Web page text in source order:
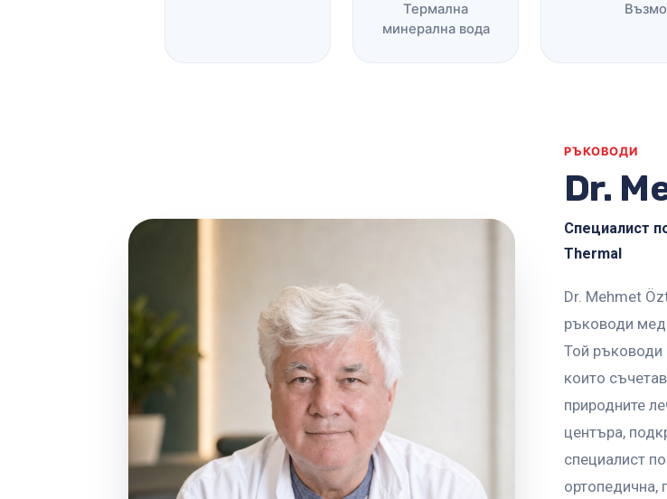
Термална
минерална вода
РЪКОВОДИ
Dr.
Специалист
Thermal
Dr. Mehmet
ръководи
Той ръководи
които
природните
центъра,
специалист
ортопедична,